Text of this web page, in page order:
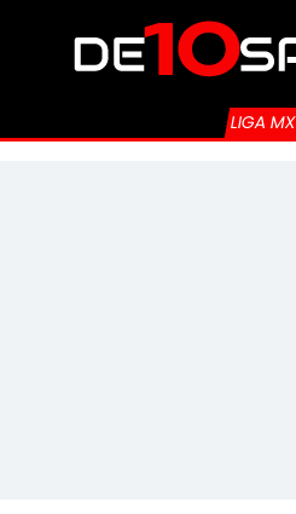
LIGA MX